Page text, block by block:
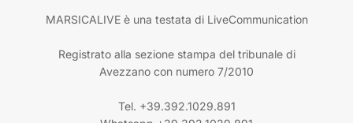
MARSICALIVE è una testata di LiveCommunication
Registrato alla sezione stampa del tribunale di
Avezzano con numero 7/2010
Tel. +39.392.1029.891